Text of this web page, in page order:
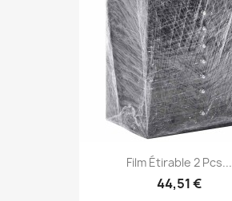
Film Étirable 2 Pcs...
44,51 €